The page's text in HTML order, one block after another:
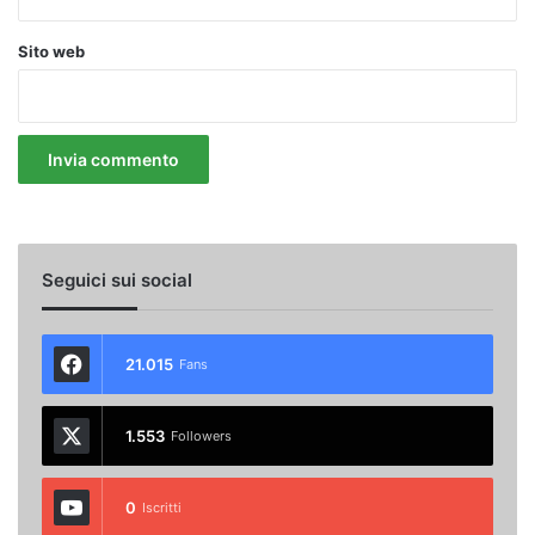
Sito web
Seguici sui social
21.015 Fans
1.553 Followers
0 Iscritti